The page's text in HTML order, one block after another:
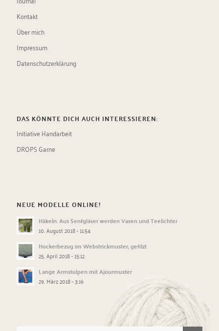
Kontakt
Über mich
Impressum
Datenschutzerklärung
DAS KÖNNTE DICH AUCH INTERESSIEREN:
Initiative Handarbeit
DROPS Garne
NEUE MODELLE ONLINE!
Häkeln: Aus Senfgläser werden Vasen und Teelichter
10. August 2018 - 11:54
Hockerbezug im Webstrickmuster, gefilzt
25. April 2018 - 15:12
Lange Armstulpen mit Ajourmuster
29. März 2018 - 3:16